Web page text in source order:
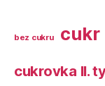
bez cukru cukr
cukrovka II.